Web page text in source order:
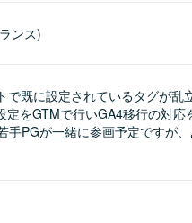
ンス)
で既に設定されているタグが乱
定をGTMで行いGA4移行の対応
手PGが一緒に参画予定ですが